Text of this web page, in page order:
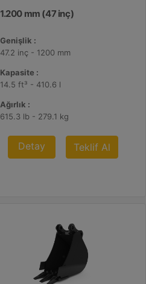
1.200 mm (47 inç)
Genişlik :
47.2 inç - 1200 mm
Kapasite :
14.5 ft³ - 410.6 l
Ağırlık :
615.3 lb - 279.1 kg
Detay Teklif Al